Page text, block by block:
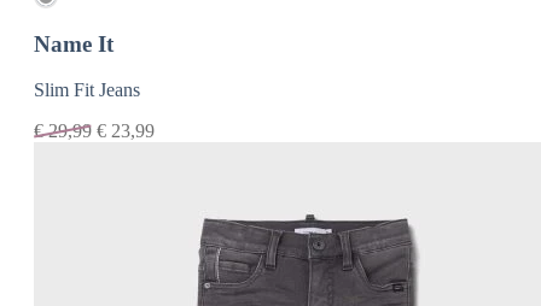
Name It
Slim Fit Jeans
€29,99 € 23,99